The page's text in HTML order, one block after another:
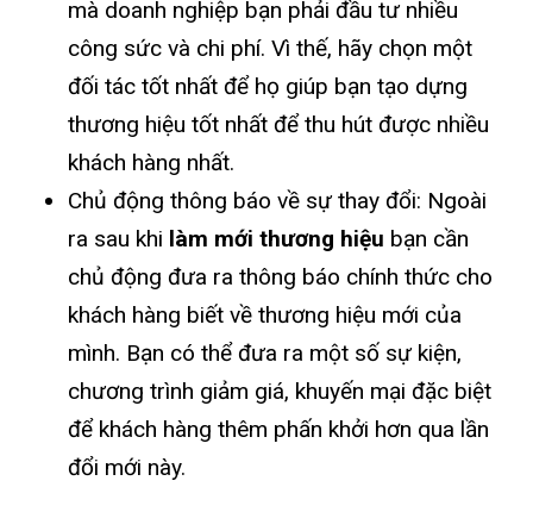
mà doanh nghiệp bạn phải đầu tư nhiều
công sức và chi phí. Vì thế, hãy chọn một
đối tác tốt nhất để họ giúp bạn tạo dựng
thương hiệu tốt nhất để thu hút được nhiều
khách hàng nhất.
Chủ động thông báo về sự thay đổi: Ngoài
ra sau khi làm mới thương hiệu bạn cần
chủ động đưa ra thông báo chính thức cho
khách hàng biết về thương hiệu mới của
mình. Bạn có thể đưa ra một số sự kiện,
chương trình giảm giá, khuyến mại đặc biệt
để khách hàng thêm phấn khởi hơn qua lần
đổi mới này.